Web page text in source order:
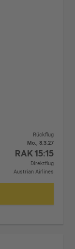
Rückflug
Mo., 8.3.27
RAK15:15
Direktflug
Austrian Airlines